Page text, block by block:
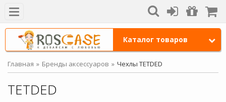
Каталог товаров
Главная Бренды аксессуаров Чехлы TETDED
TETDED